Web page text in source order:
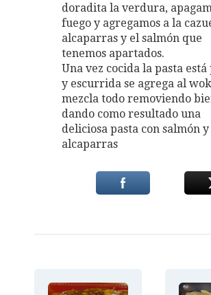
doradita la verdura,
fuego y agregamos a la
alcaparras y el salmón que
tenemos apartados.
Una vez cocida la pasta
y escurrida se agrega al
mezcla todo removiendo
dando como resultado una
deliciosa pasta con salmón y
alcaparras